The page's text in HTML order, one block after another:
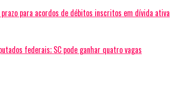
para acordos de débitos inscritos em dívida ativa
federais; SC pode ganhar quatro vagas